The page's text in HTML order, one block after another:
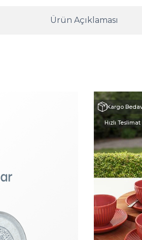
Ürün Açıklaması
Kargo
Hızlı Teslimat